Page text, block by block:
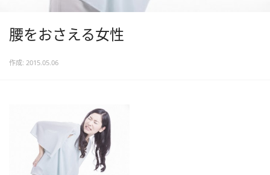
腰をおさえる女性
作成: 2015.05.06